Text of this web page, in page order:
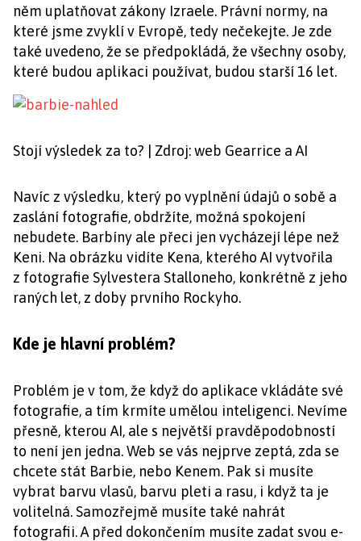
něm uplatňovat zákony Izraele. Právní normy, na
které jsme zvyklí v Evropě, tedy nečekejte. Je zde
také uvedeno, že se předpokládá, že všechny osoby,
které budou aplikaci používat, budou starší 16 let.
Stojí výsledek za to? | Zdroj: web Gearrice a AI
Navíc z výsledku, který po vyplnění údajů o sobě a
zaslání fotografie, obdržíte, možná spokojení
nebudete. Barbíny ale přeci jen vycházejí lépe než
Keni. Na obrázku vidíte Kena, kterého AI vytvořila
z fotografie Sylvestera Stalloneho, konkrétně z jeho
raných let, z doby prvního Rockyho.
Kde je hlavní problém?
Problém je v tom, že když do aplikace vkládáte své
fotografie, a tím krmíte umělou inteligenci. Nevíme
přesně, kterou AI, ale s největší pravděpodobností
to není jen jedna. Web se vás nejprve zeptá, zda se
chcete stát Barbie, nebo Kenem. Pak si musíte
vybrat barvu vlasů, barvu pleti a rasu, i když ta je
volitelná. Samozřejmě musíte také nahrát
fotografii. A před dokončením musíte zadat svou e-